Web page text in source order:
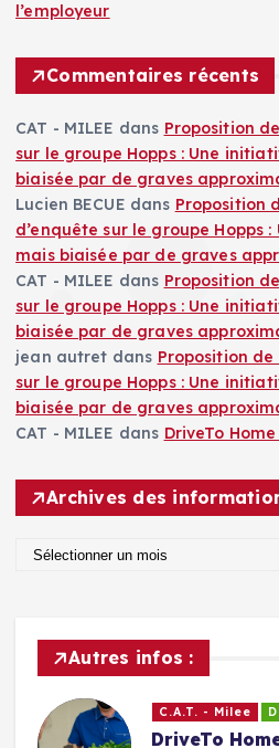
l’employeur
Commentaires récents
CAT - MILEE dans Proposition
sur le groupe Hopps : Une
biaisée par de graves
Lucien BECUE dans Proposition
d’enquête sur le groupe Hopps
mais biaisée par de graves
CAT - MILEE dans Proposition
sur le groupe Hopps : Une
biaisée par de graves
jean autret dans Proposition de
sur le groupe Hopps : Une
biaisée par de graves
CAT - MILEE dans DriveTo
Archives des
Autres infos :
C.A.T. - Milee
DriveTo